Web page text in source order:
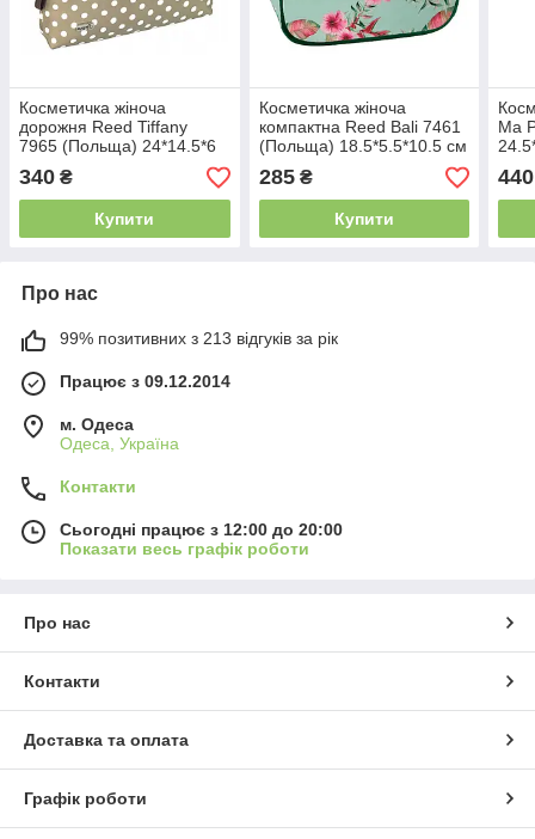
Косметичка жіноча
дорожня Reed Tiffany
7965 (Польща) 24*14.5*6
см
340 ₴
Купити
Косметичка жіноча
компактна Reed Bali 7461
(Польща) 18.5*5.5*10.5 см
Новинка!!
285₴
Купити
Ma
440
Про нас
99% позитивних з 213 відгуків за рік
Працює з 09.12.2014
м. Одеса
Одеса, Україна
Контакти
Сьогодні працює з 12:00 до 20:00
Показати весь графік роботи
Про нас
Контакти
Доставка та оплата
Графік роботи